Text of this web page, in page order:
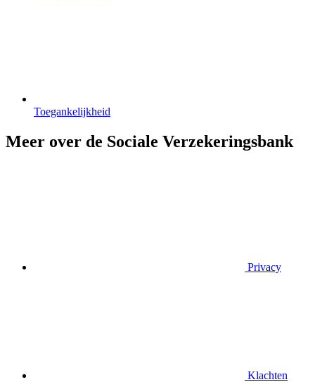
Toegankelijkheid
Meer over de Sociale Verzekeringsbank
Privacy
Klachten